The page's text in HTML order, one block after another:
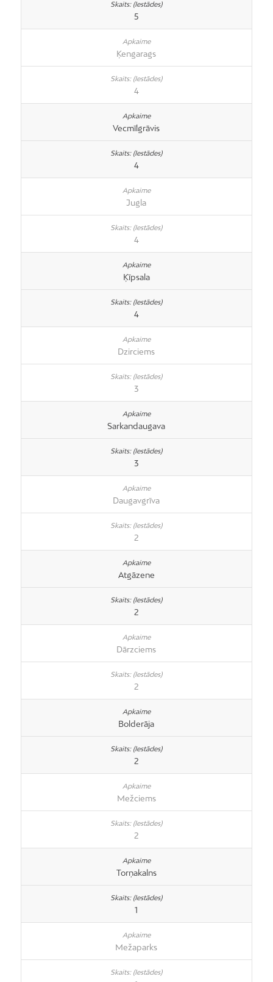
5
Ķengarags
4
Vecmīlgrāvis
4
Jugla
4
Ķīpsala
4
Dzirciems
3
Sarkandaugava
3
Daugavgrīva
2
Atgāzene
2
Dārzciems
2
Bolderāja
2
Mežciems
2
Torņakalns
1
Mežaparks